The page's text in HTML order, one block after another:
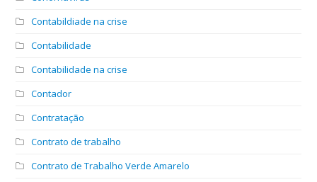
Contabildiade na crise
Contabilidade
Contabilidade na crise
Contador
Contratação
Contrato de trabalho
Contrato de Trabalho Verde Amarelo